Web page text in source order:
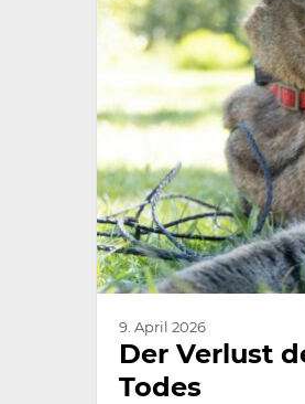
9. April 2026
Der Verlust
Todes